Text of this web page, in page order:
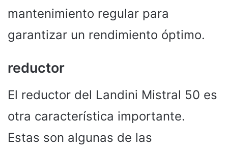
mantenimiento regular para
garantizar un rendimiento óptimo.
reductor
El reductor del Landini Mistral 50 es
otra característica importante.
Estas son algunas de las